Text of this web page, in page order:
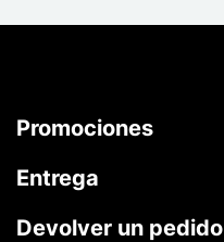
Promociones
Entrega
Devolver un pedido